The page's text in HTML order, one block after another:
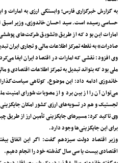
به گزارش خبرگزاری فارس؛ وابستگی ارزی به امارات و
حساسی رسیده است. سید احسان خاندوزی، وزیر اسبق
امارات این بود که از طریق «تشویق شرکت‌های
صادرات» به نقطه تمرکز اطلاعات مالی و تجاری ایران
وی افزود: نقشی که امارات در اقتصاد ایران ایفا
ملی بود که بتواند تبدیل به تمرکز اطلاعات اقتصادی و
خاندوزی ادامه داد: این موضوع، کوتاهی
می‌توان آن را از بین برد و از مصوبات شورای امنیت
لجستیک و هم در تسویه‌های ارزی کشور امکان
وی تاکید کرد: مسیر‌های جایگزینی تأمین ارز از
برای این جایگزینی‌ها وجود دارد.
وزیر اقتصاد دولت سیزدهم گفت: اگر این اتفاق
اقتصادی بیست یا سی سال گذشته خود را انجام دهیم.